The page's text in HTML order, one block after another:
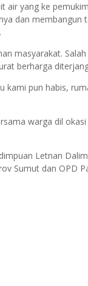
air yang ke
dan membangun
masyarakat.
berharga
kami pun habis,
warga dil
Letnan
Sumut dan OPD